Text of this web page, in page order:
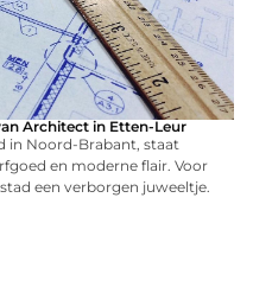
Architect in Etten-Leur
in Noord-Brabant, staat
en moderne flair. Voor
een verborgen juweeltje.